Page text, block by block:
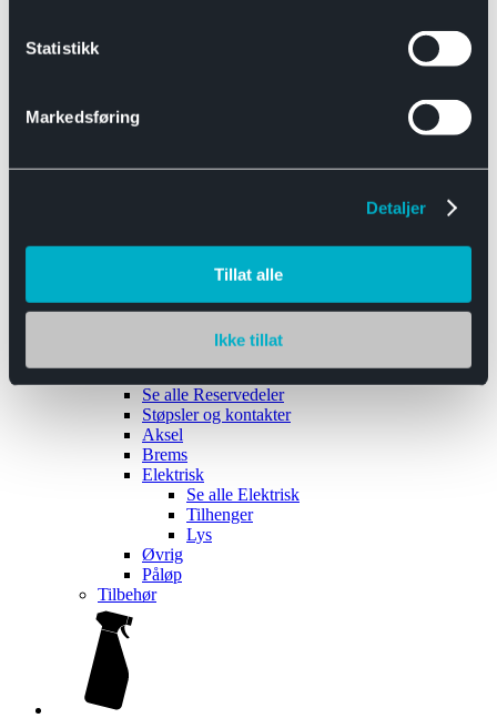
Statistikk
Markedsføring
Detaljer
Tillat alle
Ikke tillat
Båthengere
Reservedeler
Se alle Reservedeler
Støpsler og kontakter
Aksel
Brems
Elektrisk
Se alle Elektrisk
Tilhenger
Lys
Øvrig
Påløp
Tilbehør